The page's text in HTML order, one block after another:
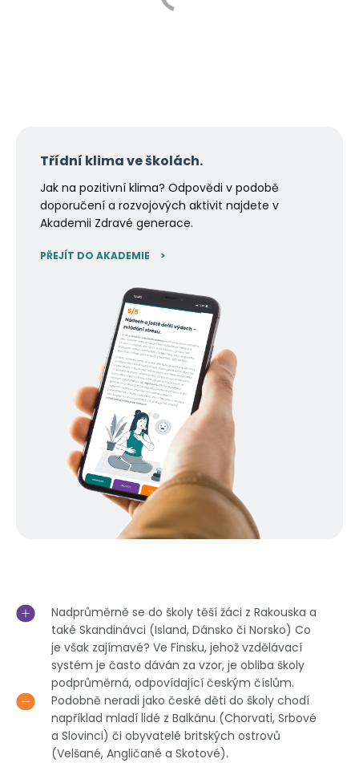
Třídní klima ve školách.
Jak na pozitivní klima? Odpovědi v podobě
doporučení a rozvojových aktivit najdete v
Akademii Zdravé generace.
PŘEJÍT DO AKADEMIE >
Nadprůměrně se do školy těší žáci z Rakouska a
také Skandinávci (Island, Dánsko či Norsko) Co
je však zajímavé? Ve Finsku, jehož vzdělávací
systém je často dáván za vzor, je obliba školy
podprůměrná, odpovídající českým číslům.
Podobně neradi jako české děti do školy chodí
například mladí lidé z Balkánu (Chorvati, Srbové
a Slovinci) či obyvatelé britských ostrovů
(Velšané, Angličané a Skotové).